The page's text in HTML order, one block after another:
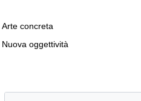
Arte concreta
Nuova oggettività